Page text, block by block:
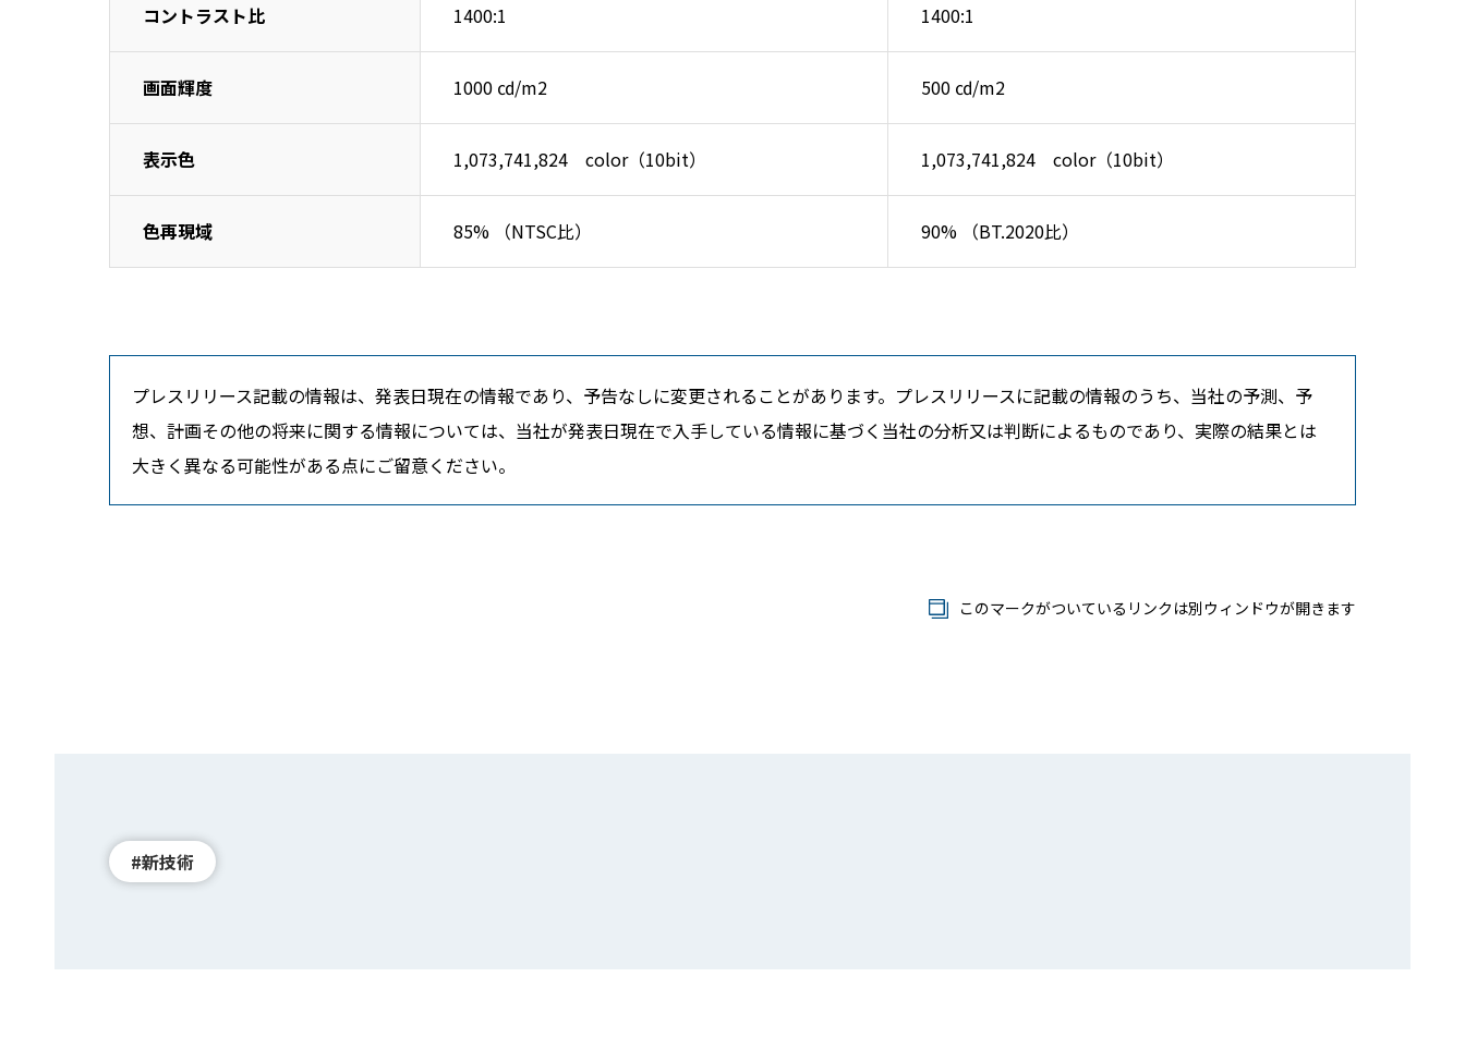
コントラスト比 1400:1 1400:1
画面輝度 1000 ㏅/m2 500 ㏅/m2
表示色 1,073,741,824 color（10bit） 1,073,741,824 color（10bit）
色再現域 85% （NTSC比） 90% （BT.2020比）
プレスリリース記載の情報は、発表日現在の情報であり、予告なしに変更されることがあります。プレスリリースに記載の情報のうち、当社の予測、予
想、計画その他の将来に関する情報については、当社が発表日現在で入手している情報に基づく当社の分析又は判断によるものであり、実際の結果とは
大きく異なる可能性がある点にご留意ください。
このマークがついているリンクは別ウィンドウが開きます
#新技術